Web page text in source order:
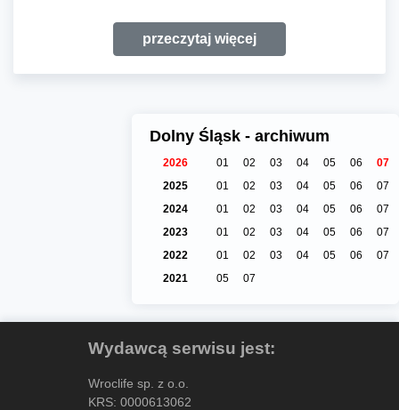
przeczytaj więcej
Dolny Śląsk - archiwum
2026 01 02 03 04 05 06
07
2025
01 02 03 04 05 06
07
2024
01 02 03 04 05 06
07
2023
01 02 03 04 05 06
07
2022
01 02 03 04 05 06
07
2021
05 07
Wydawcą serwisu jest:
Wroclife sp. z o.o.
KRS: 0000613062